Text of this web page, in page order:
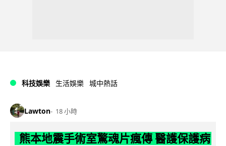
科技娛樂 生活娛樂 城中熱話
Lawton 18 小時
熊本地震手術室驚魂片瘋傳 醫護保護病